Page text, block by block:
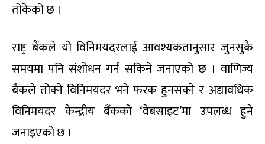
तोकेको छ ।
राष्ट्र बैंकले यो विनिमयदरलाई आवश्यकतानुसार जुनसुकै
समयमा पनि संशोधन गर्न सकिने जनाएको छ । वाणिज्य
बैंकले तोक्ने विनिमयदर भने फरक हुनसक्ने र अद्यावधिक
विनिमयदर केन्द्रीय बैंकको ‘वेबसाइट’मा उपलब्ध हुने
जनाइएको छ ।